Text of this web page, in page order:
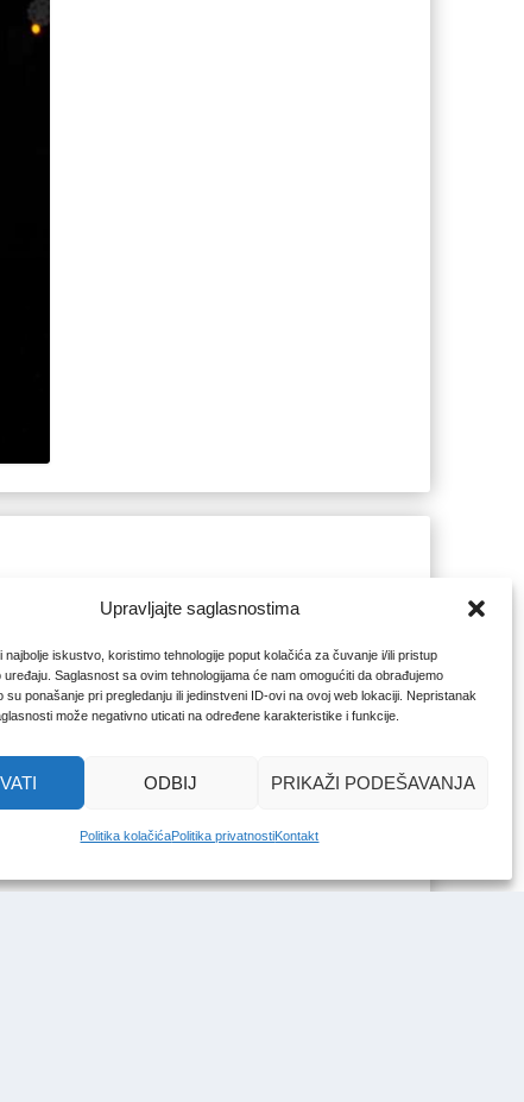
Upravljajte saglasnostima
najbolje iskustvo, koristimo tehnologije poput kolačića za čuvanje i/ili pristup
uređaju. Saglasnost sa ovim tehnologijama će nam omogućiti da obrađujemo
su ponašanje pri pregledanju ili jedinstveni ID-ovi na ovoj web lokaciji. Nepristanak
može negativno uticati na određene karakteristike i funkcije.
ODBIJ PRIKAŽI PODEŠAVANJA
Politika kolačićaPolitika privatnostiKontakt